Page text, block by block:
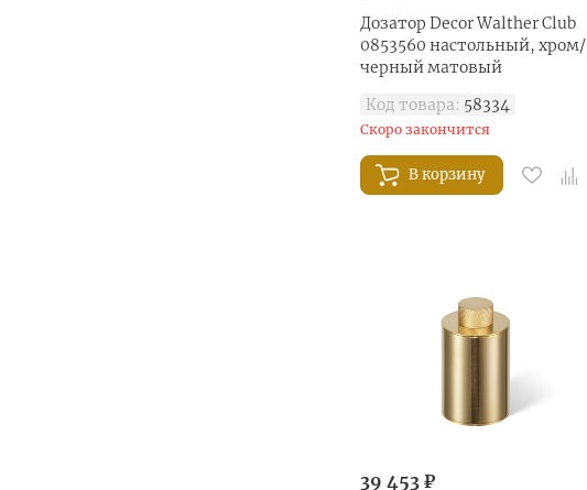
Дозатор Decor Walther Club
0853560 настольный, хром/
черный матовый
Код товара: 58334
Скоро закончится
В корзину
39 453 ₽